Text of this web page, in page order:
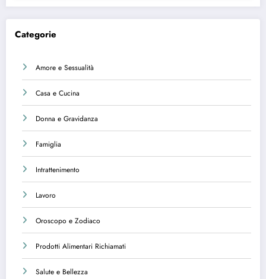
Categorie
Amore e Sessualità
Casa e Cucina
Donna e Gravidanza
Famiglia
Intrattenimento
Lavoro
Oroscopo e Zodiaco
Prodotti Alimentari Richiamati
Salute e Bellezza